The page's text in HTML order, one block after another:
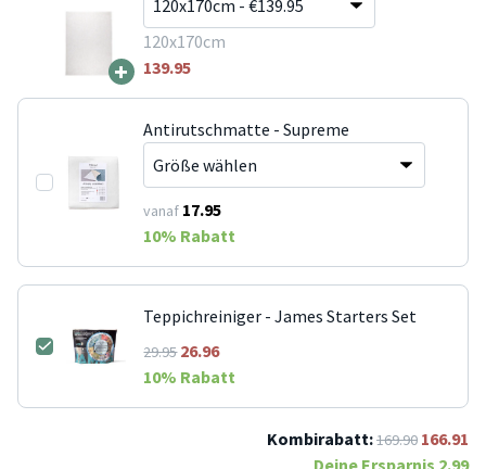
+
120x170cm
139.95
Antirutschmatte - Supreme
vanaf 17.95
10% Rabatt
Teppichreiniger - James Starters Set
29.9526.96
10% Rabatt
Kombirabatt:169.90 166.91
Deine Ersparnis 2.99